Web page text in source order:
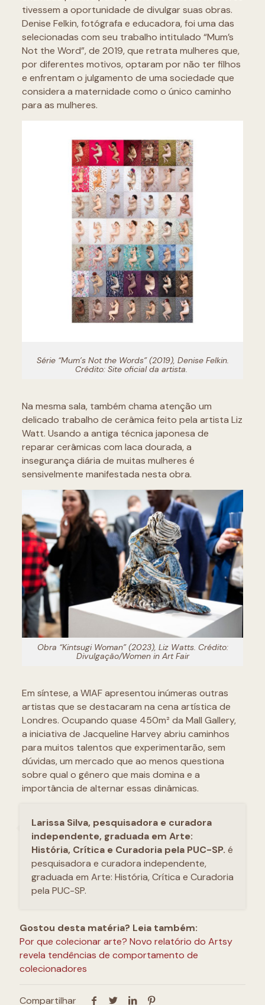
tivessem a oportunidade de divulgar suas obras.
Denise Felkin, fotógrafa e educadora, foi uma das
selecionadas com seu trabalho intitulado “Mum’s
Not the Word”, de 2019, que retrata mulheres que,
por diferentes motivos, optaram por não ter filhos
e enfrentam o julgamento de uma sociedade que
considera a maternidade como o único caminho
para as mulheres.
Série “Mum’s Not the Words” (2019), Denise Felkin.
Crédito: Site oficial da artista.
Na mesma sala, também chama atenção um
delicado trabalho de cerâmica feito pela artista Liz
Watt. Usando a antiga técnica japonesa de
reparar cerâmicas com laca dourada, a
insegurança diária de muitas mulheres é
sensivelmente manifestada nesta obra.
Obra “Kintsugi Woman” (2023), Liz Watts. Crédito:
Divulgação/Women in Art Fair
Em síntese, a WIAF apresentou inúmeras outras
artistas que se destacaram na cena artística de
Londres. Ocupando quase 450m² da Mall Gallery,
a iniciativa de Jacqueline Harvey abriu caminhos
para muitos talentos que experimentarão, sem
dúvidas, um mercado que ao menos questiona
sobre qual o gênero que mais domina e a
importância de alternar essas dinâmicas.
Larissa Silva, pesquisadora e curadora
independente, graduada em Arte:
História, Crítica e Curadoria pela PUC-SP. é
pesquisadora e curadora independente,
graduada em Arte: História, Crítica e Curadoria
pela PUC-SP.
Gostou desta matéria? Leia também:
Por que colecionar arte? Novo relatório do Artsy
revela tendências de comportamento de
colecionadores
Compartilhar